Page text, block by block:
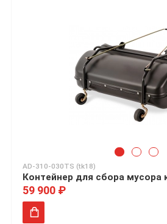
AD-310-030TS (tk18)
Контейнер для сбора мусора
59 900 ₽